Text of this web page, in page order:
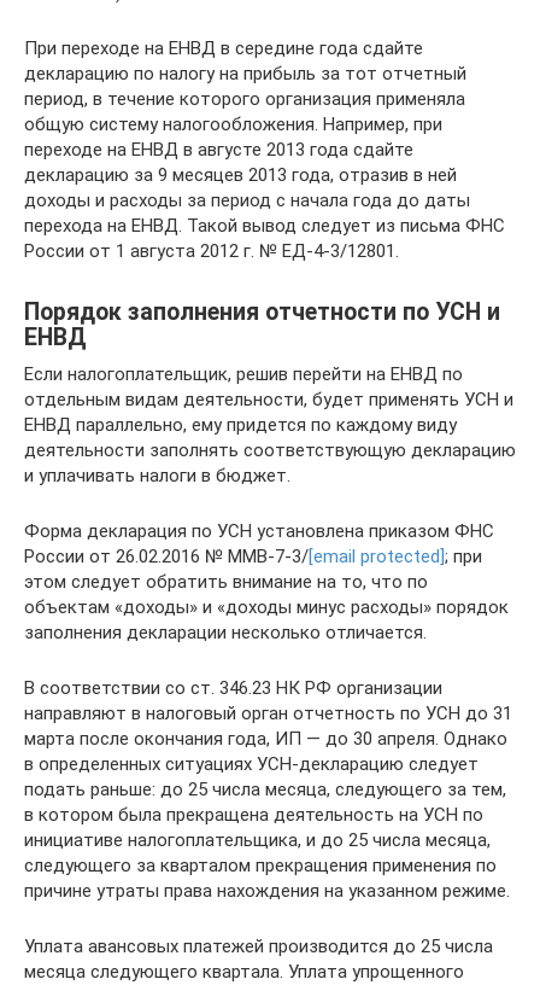
При переходе на ЕНВД в середине года сдайте
декларацию по налогу на прибыль за тот отчетный
период, в течение которого организация применяла
общую систему налогообложения. Например, при
переходе на ЕНВД в августе 2013 года сдайте
декларацию за 9 месяцев 2013 года, отразив в ней
доходы и расходы за период с начала года до даты
перехода на ЕНВД. Такой вывод следует из письма ФНС
России от 1 августа 2012 г. № ЕД-4-3/12801.
Порядок заполнения отчетности по УСН и
ЕНВД
Если налогоплательщик, решив перейти на ЕНВД по
отдельным видам деятельности, будет применять УСН и
ЕНВД параллельно, ему придется по каждому виду
деятельности заполнять соответствующую декларацию
и уплачивать налоги в бюджет.
Форма декларация по УСН установлена приказом ФНС
России от 26.02.2016 № ММВ-7-3/[email protected]; при
этом следует обратить внимание на то, что по
объектам «доходы» и «доходы минус расходы» порядок
заполнения декларации несколько отличается.
В соответствии со ст. 346.23 НК РФ организации
направляют в налоговый орган отчетность по УСН до 31
марта после окончания года, ИП — до 30 апреля. Однако
в определенных ситуациях УСН-декларацию следует
подать раньше: до 25 числа месяца, следующего за тем,
в котором была прекращена деятельность на УСН по
инициативе налогоплательщика, и до 25 числа месяца,
следующего за кварталом прекращения применения по
причине утраты права нахождения на указанном режиме.
Уплата авансовых платежей производится до 25 числа
месяца следующего квартала. Уплата упрощенного